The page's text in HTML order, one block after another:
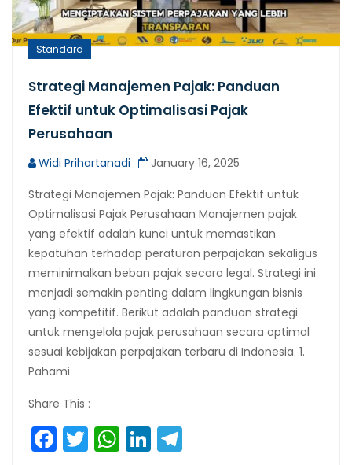
Standard
Strategi Manajemen Pajak: Panduan
Efektif untuk Optimalisasi Pajak
Perusahaan
Widi Prihartanadi
January 16, 2025
Strategi Manajemen Pajak: Panduan Efektif untuk
Optimalisasi Pajak Perusahaan Manajemen pajak
yang efektif adalah kunci untuk memastikan
kepatuhan terhadap peraturan perpajakan sekaligus
meminimalkan beban pajak secara legal. Strategi ini
menjadi semakin penting dalam lingkungan bisnis
yang kompetitif. Berikut adalah panduan strategi
untuk mengelola pajak perusahaan secara optimal
sesuai kebijakan perpajakan terbaru di Indonesia. 1.
Pahami
Share This :
Facebook
Twitter
WhatsApp
LinkedIn